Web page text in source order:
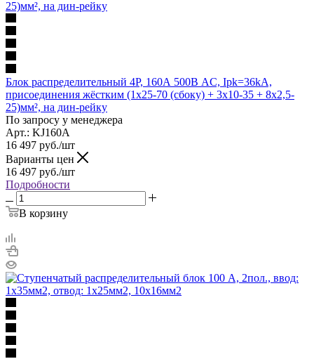
Блок распределительный 4P, 160А 500В AC, Ipk=36kA,
присоединения жёстким (1x25-70 (сбоку) + 3x10-35 + 8x2,5-
25)мм², на дин-рейку
По запросу у менеджера
Арт.: KJ160A
16 497 руб./шт
Варианты цен
16 497 руб./шт
Подробности
В корзину